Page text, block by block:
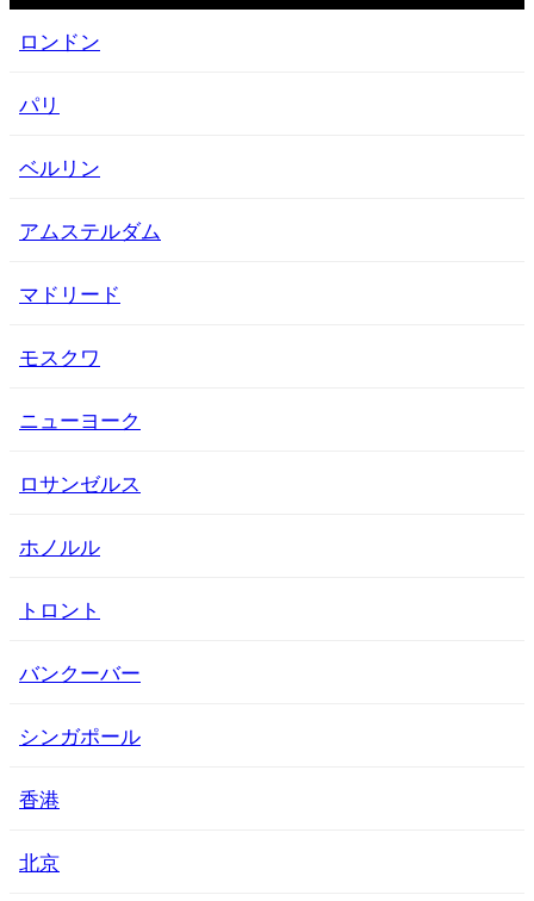
ロンドン
パリ
ベルリン
アムステルダム
マドリード
モスクワ
ニューヨーク
ロサンゼルス
ホノルル
トロント
バンクーバー
シンガポール
香港
北京